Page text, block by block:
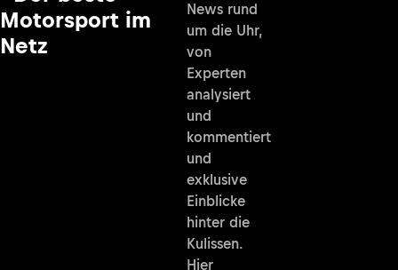
Motorsport im
Netz
News rund
um die Uhr,
von
Experten
analysiert
und
kommentiert
und
exklusive
Einblicke
hinter die
Kulissen.
Hier